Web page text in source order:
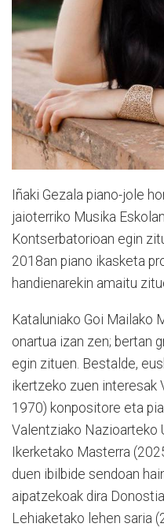
Iñaki Gezala piano-jole
jaioterriko Musika
Kontserbatorioan egin
2018an piano ikasketa
handienarekin amaitu
Kataluniako Goi Mailako
onartua izan zen; bertan
egin zituen. Bestalde,
ikertzeko zuen interesak
1970) konpositore eta
Valentziako Nazioarteko
Ikerketako Masterra
duen ibilbide sendoan
aipatzekoak dira
Lehiaketako lehen saria